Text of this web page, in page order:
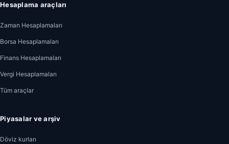
Hesaplama araçları
Zaman Hesaplamaları
Borsa Hesaplamaları
Finans Hesaplamaları
Vergi Hesaplamaları
Tüm araçlar
Piyasalar ve arşiv
Döviz kurları